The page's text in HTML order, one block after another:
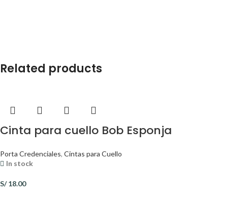
Related products
Cinta para cuello Bob Esponja
Porta Credenciales, Cintas para Cuello
In stock
S/18.00